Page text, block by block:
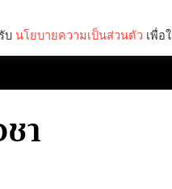
า
บ นโยบายความเป็นส่วนตัว เพื่อ